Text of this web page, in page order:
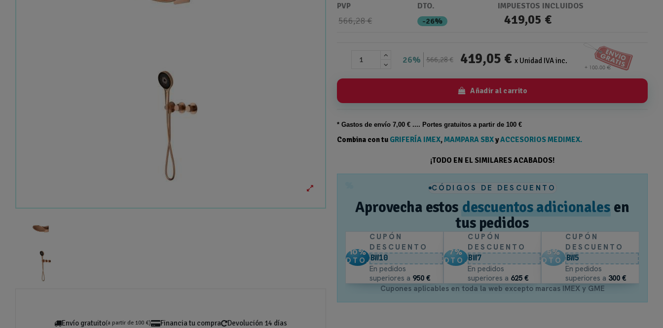
Envío gratuito(a partir de 100 €) Financia tu compra Devolución 14 días
PVP
566,28 €
DTO.
-26%
IMPUESTOS INCLUIDOS
419,05 €
26% 566,28 € 419,05 € x Unidad IVA inc.
Añadir al carrito
* Gastos deenvío 7,00 € .... Portes gratuitos a partir de 100 €
Combina con tu GRIFERÍA IMEX,MAMPARA SBXyACCESORIOS MEDIMEX.
¡TODO EN EL SIMILARES ACABADOS!
CÓDIGOS DE DESCUENTO
Aprovecha estos descuentos adicionales en
tus pedidos
10%
DTO.
CUPÓN
DESCUENTO
BW10
En pedidos
superiores a 950 €
7%
DTO.
CUPÓN
DESCUENTO
BW7
En pedidos
superiores a 625 €
5%
DTO.
CUPÓN
DESCUENTO
BW5
En pedidos
superiores a 300 €
Cupones aplicables en toda la web excepto marcas IMEX y GME